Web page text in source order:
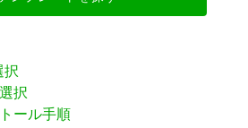
択
択
ール手順